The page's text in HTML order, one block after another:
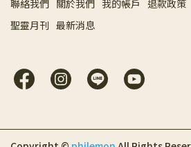
聯絡我們 關於我們 我的帳戶 退款政策
聖靈月刊 最新消息